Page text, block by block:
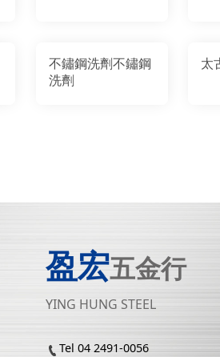
不鏽鋼洗劑不鏽鋼
洗劑
太
盈宏五金行
YING HUNG STEEL
Tel 04 2491-0056